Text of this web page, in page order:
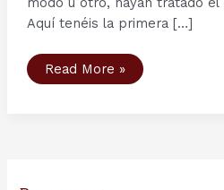
Aquí tenéis la primera […]
El
Legado
Read More »